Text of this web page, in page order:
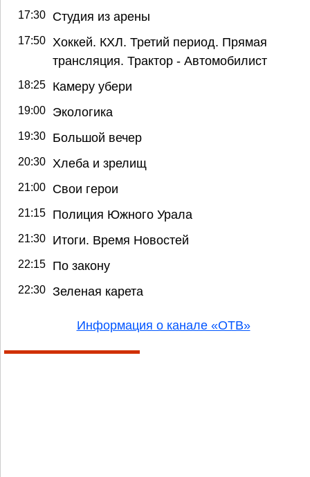
17:30 Студия из арены
17:50
Хоккей. КХЛ. Третий период. Прямая
трансляция. Трактор - Автомобилист
18:25 Камеру убери
19:00 Экологика
19:30 Большой вечер
20:30 Хлеба и зрелищ
21:00 Свои герои
21:15 Полиция Южного Урала
21:30 Итоги. Время Новостей
22:15 По закону
22:30 Зеленая карета
Информация о канале «ОТВ»